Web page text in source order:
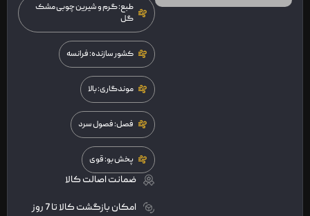
طبع: گرم و شیرین چوبی مشک
گل
کشور سازنده: فرانسه
موندگاری: بالا
فصل: فصول سرد
پخش بو: قوی
ضمانت اصالت کالا
امکان بازگشت کالا تا 7 روز